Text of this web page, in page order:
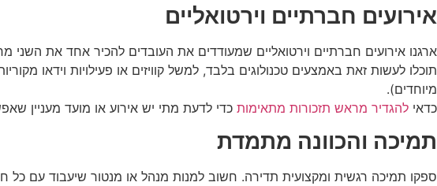
אירועים חברתיים וירטואליים
ארגנו אירועים חברתיים וירטואליים שמעודדים את העובדים להכיר אחד את
תוכלו לעשות זאת באמצעים טכנולוגים בלבד, למשל קוויזים או פעילויות וידאו
מיוחדים).
כדאי להגדיר מראש תזכורות מתאימות כדי לדעת מתי יש אירוע או מועד מעניין
תמיכה והכוונה מתמדת
ספקו תמיכה רגשית ומקצועית תדירה. חשוב למנות מנהל או מנטור שיעבוד עם כל